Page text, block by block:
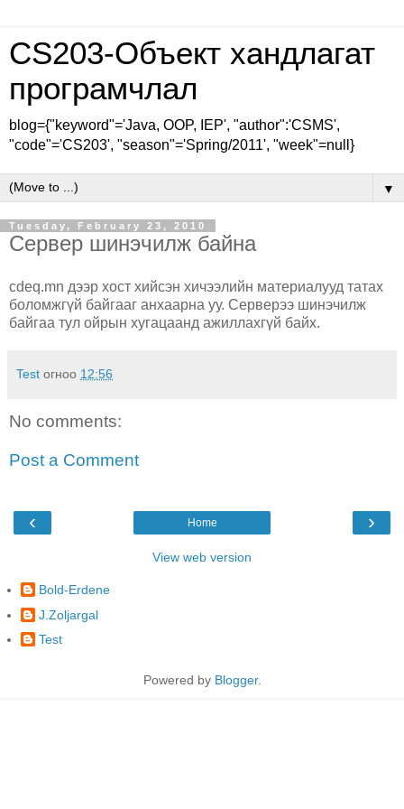
CS203-Объект хандлагат
програмчлал
blog={"keyword"='Java, OOP, IEP', "author":'CSMS',
"code"='CS203', "season"='Spring/2011', "week"=null}
▼
Tuesday, February 23, 2010
Сервер шинэчилж байна
cdeq.mn дээр хост хийсэн хичээлийн материалууд татах
боломжгүй байгааг анхаарна уу. Серверээ шинэчилж
байгаа тул ойрын хугацаанд ажиллахгүй байх.
Test огноо 12:56
No comments:
Post a Comment
‹ ›
Home
View web version
Bold-Erdene
J.Zoljargal
Test
Powered by Blogger.